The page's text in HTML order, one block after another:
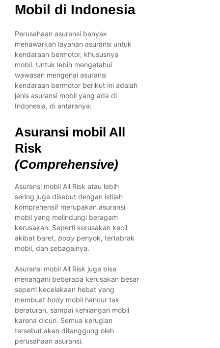
Mobil di Indonesia
Perusahaan asuransi banyak
menawarkan layanan asuransi untuk
kendaraan bermotor, khususnya
mobil. Untuk lebih mengetahui
wawasan mengenai asuransi
kendaraan bermotor berikut ini adalah
jenis asuransi mobil yang ada di
Indonesia, di antaranya:
Asuransi mobil All
Risk
(Comprehensive)
Asuransi mobil All Risk atau lebih
sering juga disebut dengan istilah
komprehensif merupakan asuransi
mobil yang melindungi beragam
kerusakan. Seperti kerusakan kecil
akibat baret, body penyok, tertabrak
mobil, dan sebagainya.
Asuransi mobil All Risk juga bisa
menangani beberapa kerusakan besar
seperti kecelakaan hebat yang
membuat body mobil hancur tak
beraturan, sampai kehilangan mobil
karena dicuri. Semua kerugian
tersebut akan ditanggung oleh
perusahaan asuransi.